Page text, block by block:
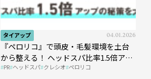
タイアップ 04.01.2026
『ペロリコ』で頭皮・毛髪環境を土台
から整える！ ヘッドスパ比率1.5倍アッ
プの秘策を大公開
PR ヘッドスパ クレシオ ペロリコ